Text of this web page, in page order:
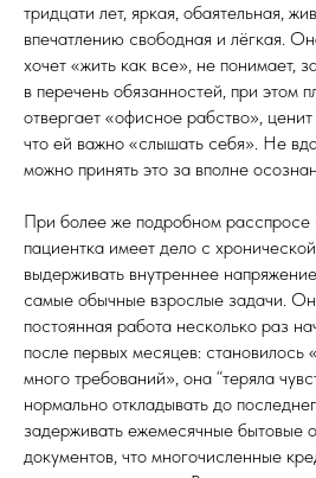
тридцати лет, яркая, обаятельная,
впечатлению свободная и лёгкая.
хочет «жить как все», не понимает,
в перечень обязанностей, при этом
отвергает «офисное рабство»,
что ей важно «слышать себя». Не
можно принять это за вполне
При более же подробном расспросе
пациентка имеет дело с
выдерживать внутреннее
самые обычные взрослые задачи.
постоянная работа несколько раз
после первых месяцев:
много требований», она “теряла
нормально откладывать до
задерживать ежемесячные бытовые
документов, что многочисленные